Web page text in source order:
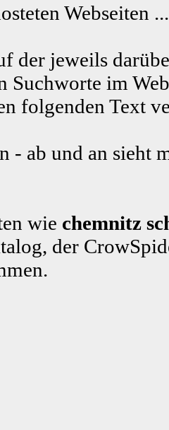
Webseiten
der jeweils
Suchworte im
folgenden Text
- ab und an sieht
wie chemnitz
der